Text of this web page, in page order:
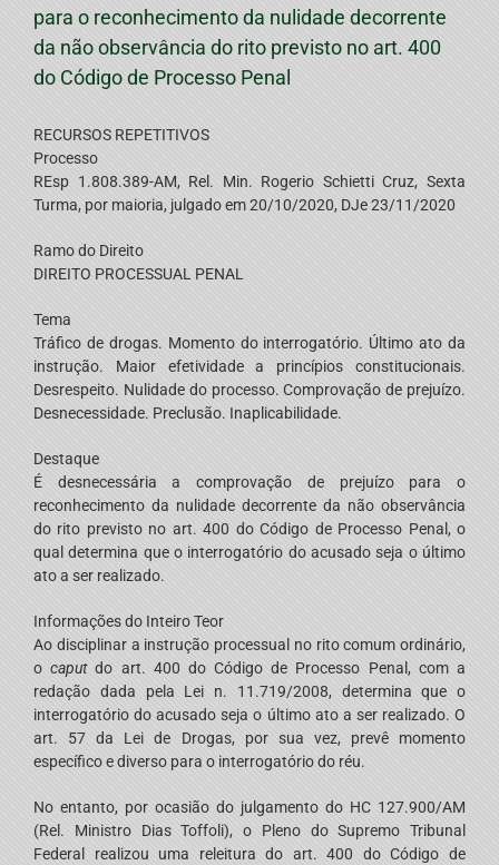
para o reconhecimento da nulidade decorrente
da não observância do rito previsto no art. 400
do Código de Processo Penal
RECURSOS REPETITIVOS
Processo
REsp 1.808.389-AM, Rel. Min. Rogerio Schietti Cruz, Sexta
Turma, por maioria, julgado em 20/10/2020, DJe 23/11/2020
Ramo do Direito
DIREITO PROCESSUAL PENAL
Tema
Tráfico de drogas. Momento do interrogatório. Último ato da
instrução. Maior efetividade a princípios constitucionais.
Desrespeito. Nulidade do processo. Comprovação de prejuízo.
Desnecessidade. Preclusão. Inaplicabilidade.
Destaque
É desnecessária a comprovação de prejuízo para o
reconhecimento da nulidade decorrente da não observância
do rito previsto no art. 400 do Código de Processo Penal, o
qual determina que o interrogatório do acusado seja o último
ato a ser realizado.
Informações do Inteiro Teor
Ao disciplinar a instrução processual no rito comum ordinário,
ocaputdo art. 400 do Código de Processo Penal, com a
redação dada pela Lei n. 11.719/2008, determina que o
interrogatório do acusado seja o último ato a ser realizado. O
art. 57 da Lei de Drogas, por sua vez, prevê momento
específico e diverso para o interrogatório do réu.
No entanto, por ocasião do julgamento do HC 127.900/AM
(Rel. Ministro Dias Toffoli), o Pleno do Supremo Tribunal
Federal realizou uma releitura do art. 400 do Código de